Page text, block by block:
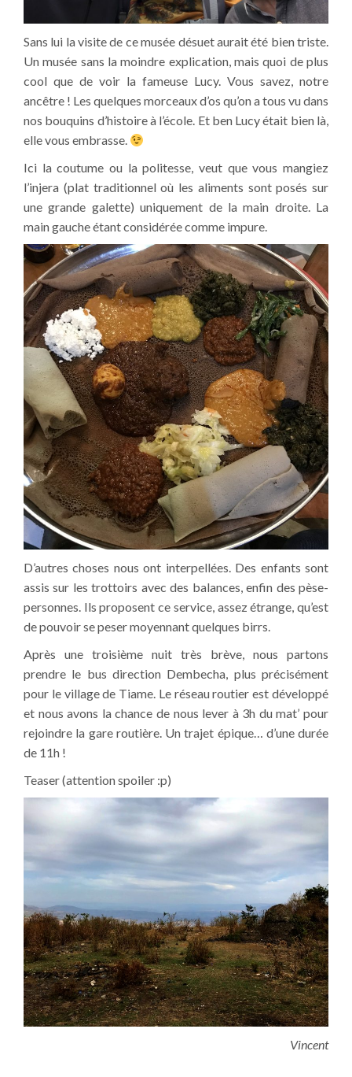
Sans lui la visite de ce musée désuet aurait été bien triste.
Un musée sans la moindre explication, mais quoi de plus
cool que de voir la fameuse Lucy. Vous savez, notre
ancêtre ! Les quelques morceaux d’os qu’on a tous vu dans
nos bouquins d’histoire à l’école. Et ben Lucy était bien là,
elle vous embrasse.
Ici la coutume ou la politesse, veut que vous mangiez
l’injera (plat traditionnel où les aliments sont posés sur
une grande galette) uniquement de la main droite. La
main gauche étant considérée comme impure.
D’autres choses nous ont interpellées. Des enfants sont
assis sur les trottoirs avec des balances, enfin des pèse-
personnes. Ils proposent ce service, assez étrange, qu’est
de pouvoir se peser moyennant quelques birrs.
Après une troisième nuit très brève, nous partons
prendre le bus direction Dembecha, plus précisément
pour le village de Tiame. Le réseau routier est développé
et nous avons la chance de nous lever à 3h du mat’ pour
rejoindre la gare routière. Un trajet épique… d’une durée
de 11h !
Teaser (attention spoiler :p)
Vincent